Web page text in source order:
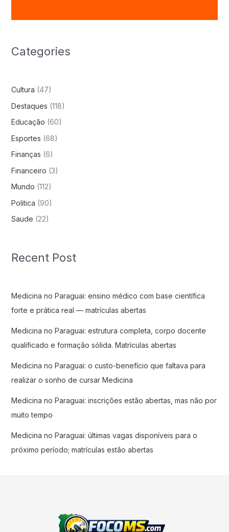
Categories
Cultura (47)
Destaques (118)
Educação (60)
Esportes (68)
Finanças (6)
Financeiro (3)
Mundo (112)
Politica (90)
Saude (22)
Recent Post
Medicina no Paraguai: ensino médico com base científica
forte e prática real — matrículas abertas
Medicina no Paraguai: estrutura completa, corpo docente
qualificado e formação sólida. Matrículas abertas
Medicina no Paraguai: o custo-benefício que faltava para
realizar o sonho de cursar Medicina
Medicina no Paraguai: inscrições estão abertas, mas não por
muito tempo
Medicina no Paraguai: últimas vagas disponíveis para o
próximo período; matrículas estão abertas